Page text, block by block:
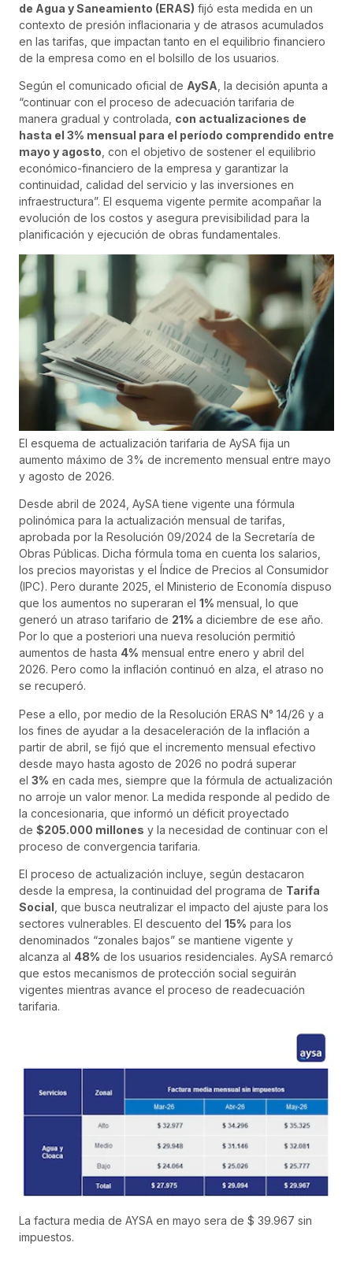
de Agua y Saneamiento (ERAS) fijó esta medida en un
contexto de presión inflacionaria y de atrasos acumulados
en las tarifas, que impactan tanto en el equilibrio financiero
de la empresa como en el bolsillo de los usuarios.
Según el comunicado oficial de AySA , la decisión apunta a
“continuar con el proceso de adecuación tarifaria de
manera gradual y controlada, con actualizaciones de
hasta el 3% mensual para el período comprendido entre
mayo y agosto , con el objetivo de sostener el equilibrio
económico-financiero de la empresa y garantizar la
continuidad, calidad del servicio y las inversiones en
infraestructura”. El esquema vigente permite acompañar la
evolución de los costos y asegura previsibilidad para la
planificación y ejecución de obras fundamentales.
El esquema de actualización tarifaria de AySA fija un
aumento máximo de 3% de incremento mensual entre mayo
y agosto de 2026.
Desde abril de 2024, AySA tiene vigente una fórmula
polinómica para la actualización mensual de tarifas,
aprobada por la Resolución 09/2024 de la Secretaría de
Obras Públicas. Dicha fórmula toma en cuenta los salarios,
los precios mayoristas y el Índice de Precios al Consumidor
(IPC). Pero durante 2025, el Ministerio de Economía dispuso
que los aumentos no superaran el 1% mensual, lo que
generó un atraso tarifario de 21% a diciembre de ese año.
Por lo que a posteriori una nueva resolución permitió
aumentos de hasta 4% mensual entre enero y abril del
2026. Pero como la inflación continuó en alza, el atraso no
se recuperó.
Pese a ello, por medio de la Resolución ERAS N° 14/26 y a
los fines de ayudar a la desaceleración de la inflación a
partir de abril, se fijó que el incremento mensual efectivo
desde mayo hasta agosto de 2026 no podrá superar
el 3% en cada mes, siempre que la fórmula de actualización
no arroje un valor menor. La medida responde al pedido de
la concesionaria, que informó un déficit proyectado
de $205.000 millones y la necesidad de continuar con el
proceso de convergencia tarifaria.
El proceso de actualización incluye, según destacaron
desde la empresa, la continuidad del programa de Tarifa
Social , que busca neutralizar el impacto del ajuste para los
sectores vulnerables. El descuento del 15% para los
denominados “zonales bajos” se mantiene vigente y
alcanza al 48% de los usuarios residenciales. AySA remarcó
que estos mecanismos de protección social seguirán
vigentes mientras avance el proceso de readecuación
tarifaria.
La factura media de AYSA en mayo sera de $ 39.967 sin
impuestos.